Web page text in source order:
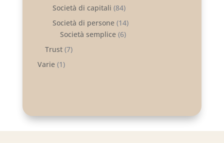
Società di capitali (84)
Società di persone(14)
Società semplice(6)
Trust(7)
Varie(1)